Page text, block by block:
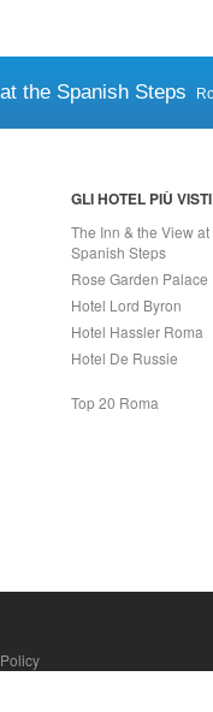
the Spanish Steps
GLI HOTEL PIÙ VISTI
The Inn & the View at
Spanish Steps
Rose Garden Palace
Hotel Lord Byron
Hotel Hassler Roma
Hotel De Russie
Top 20 Roma
- Rea n.557643